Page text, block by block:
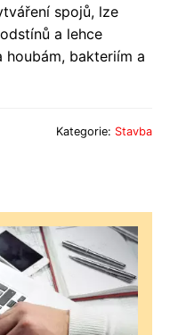
spojů, lze
a lehce
bakteriím a
Kategorie: Stavba